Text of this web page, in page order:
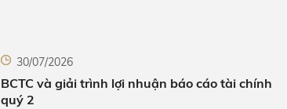
30/07/2026
BCTC và giải trình lợi nhuận báo cáo tài chính
quý 2